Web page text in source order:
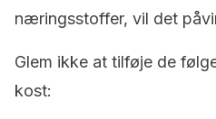
næringsstoffer, vil det
Glem ikke at tilføje de
kost: